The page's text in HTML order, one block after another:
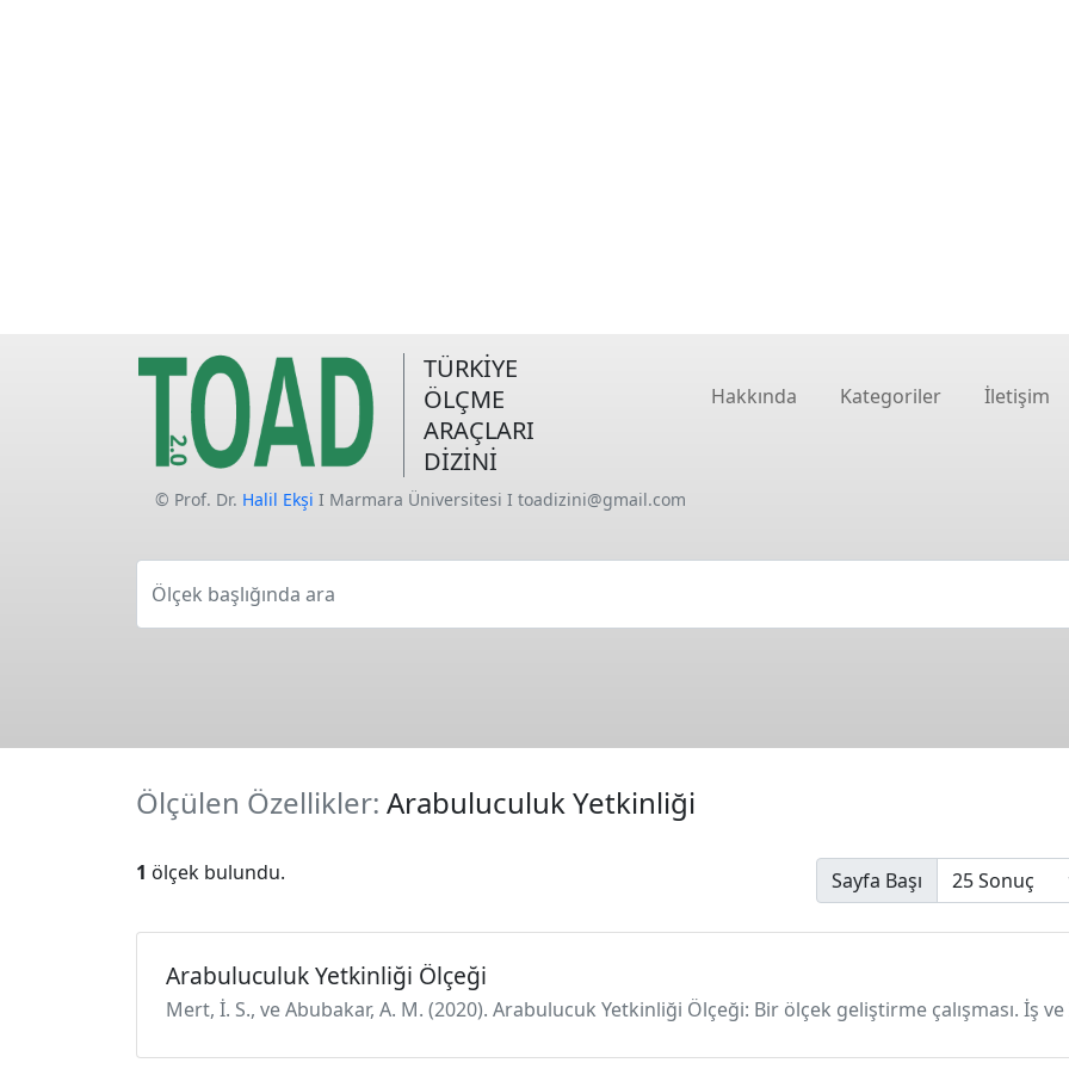
TÜRKİYE
ÖLÇME
ARAÇLARI
DİZİNİ
Hakkında Kategoriler İletişim
© Prof. Dr. Halil Ekşi I Marmara Üniversitesi I toadizini@gmail.com
Ölçek başlığında ara
Ölçülen Özellikler: Arabuluculuk Yetkinliği
1 ölçek bulundu. Sayfa Başı
Arabuluculuk Yetkinliği Ölçeği
Mert, İ. S., ve Abubakar, A. M. (2020). Arabulucuk Yetkinliği Ölçeği: Bir ölçek geliştirme çalışması. İş